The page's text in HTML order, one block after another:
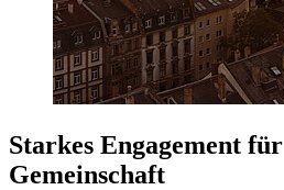
Starkes Engagement
Gemeinschaft